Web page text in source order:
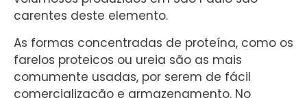
carentes deste elemento.
As formas concentradas de proteína, como os
farelos proteicos ou ureia são as mais
comumente usadas, por serem de fácil
comercialização e armazenamento. No